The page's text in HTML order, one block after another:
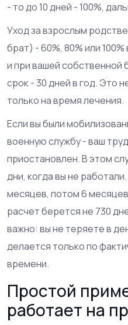
- то до 10 дней - 100%,
Уход за взрослым
брат) - 60%, 80% или
и при вашей собственной
срок - 30 дней в год. Это
только на время лечения.
Если вы были
военную службу - ваш
приостановлен. В этом
дни, когда вы не
месяцев, потом 6
расчет берется не 730
важно: вы не теряете в
делается только по
времени.
Простой
работает на